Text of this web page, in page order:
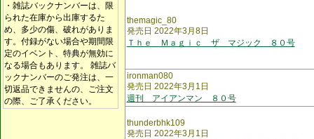
・雑誌バックナンバーは、限
られた在庫から出庫するた
め、多少の傷、破れがありま
す。付録がない場合や期間限
定のイベント、特典が無効に
なる場合もあります。 雑誌バ
ックナンバーのご発注は、一
切返品できませんの、ご注文
の際、ご了承ください。
themagic_80
発売日 2022年3月8日
Ｔｈｅ Ｍａｇｉｃ ザ マジック ８０号
ironman080
発売日 2022年3月1日
週刊 アイアンマン ８０号
thunderbhk109
発売日 2022年3月1日